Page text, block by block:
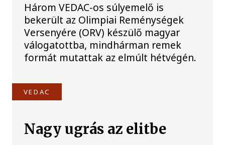
Három VEDAC-os súlyemelő is
bekerült az Olimpiai Reménységek
Versenyére (ORV) készülő magyar
válogatottba, mindhárman remek
formát mutattak az elmúlt hétvégén.
VEDAC
Nagy ugrás az elitbe